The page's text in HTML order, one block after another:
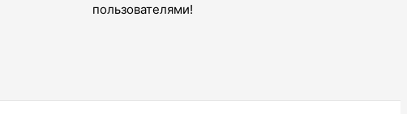
пользователями!